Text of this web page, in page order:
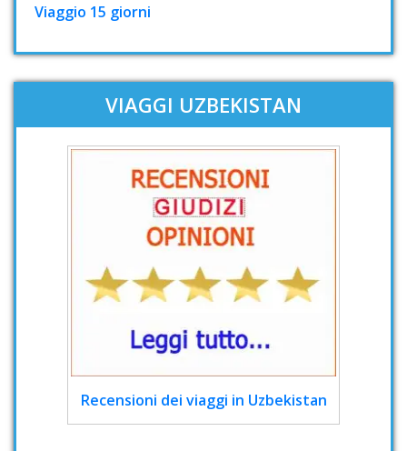
Viaggio 15 giorni
VIAGGI UZBEKISTAN
Recensioni dei viaggi in Uzbekistan